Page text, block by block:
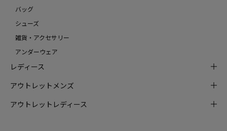
バッグ
シューズ
雑貨・アクセサリー
アンダーウェア
レディース
アウトレットメンズ
アウトレットレディース